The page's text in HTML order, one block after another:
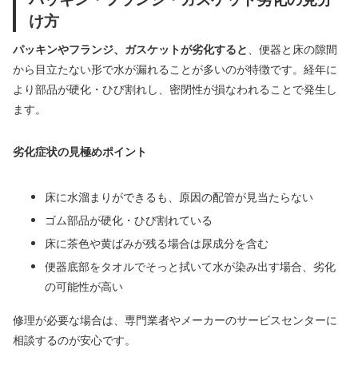
け方
パッキンやフランジ、ガスケットが劣化すると
、便器と床の隙間
から目立たない形で水が漏れることが多いのが特徴です。経年に
より部品が硬化・ひび割れし、密閉性が損なわれることで発生し
ます。
劣化症状の見極めポイント
床に水溜まりができるも、原因の配管が見当たらない
ゴム部品が硬化・ひび割れている
床に茶色や黄ばみが残る場合は尿成分を含む
便器底部をタオルでそっと拭いて水が染み出す場合、劣化
の可能性が高い
修理が必要な場合は、専門業者やメーカーのサービスセンターに
相談するのが安心です。